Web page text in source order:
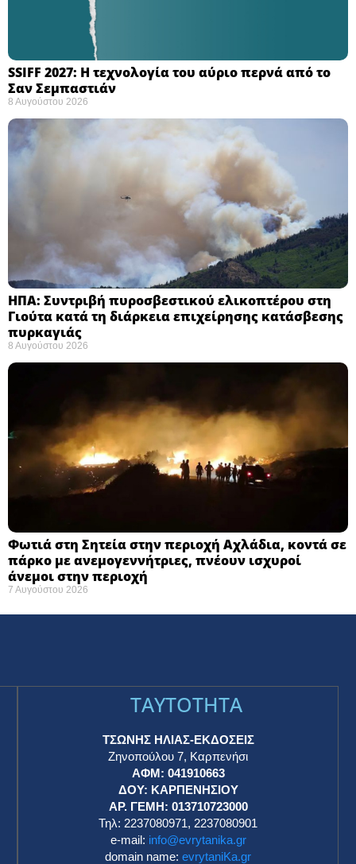
SSIFF 2027: Η τεχνολογία του αύριο περνά από το
Σαν Σεμπαστιάν ​
8 Αυγούστου 2026
ΗΠΑ: Συντριβή πυροσβεστικού ελικοπτέρου στη
Γιούτα κατά τη διάρκεια επιχείρησης κατάσβεσης
πυρκαγιάς ​
8 Αυγούστου 2026
Φωτιά στη Σητεία στην περιοχή Αχλάδια, κοντά σε
πάρκο με ανεμογεννήτριες, πνέουν ισχυροί
άνεμοι στην περιοχή
7 Αυγούστου 2026
TAYTOTHTA
ΤΣΩΝΗΣ ΗΛΙΑΣ-ΕΚΔΟΣΕΙΣ
Ζηνοπούλου 7, Καρπενήσι
ΑΦΜ: 041910663
ΔΟΥ: ΚΑΡΠΕΝΗΣΙΟΥ
ΑΡ. ΓΕΜΗ: 013710723000
Τηλ: 2237080971, 2237080901
e-mail: info@evrytanika.gr
domain name: evrytaniKa.gr